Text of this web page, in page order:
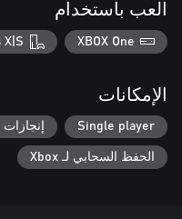
العب باستخدام
XBOX One
X|S
الإمكانات
Single player إنجازات Xbox
الحفظ السحابي لـ Xbox